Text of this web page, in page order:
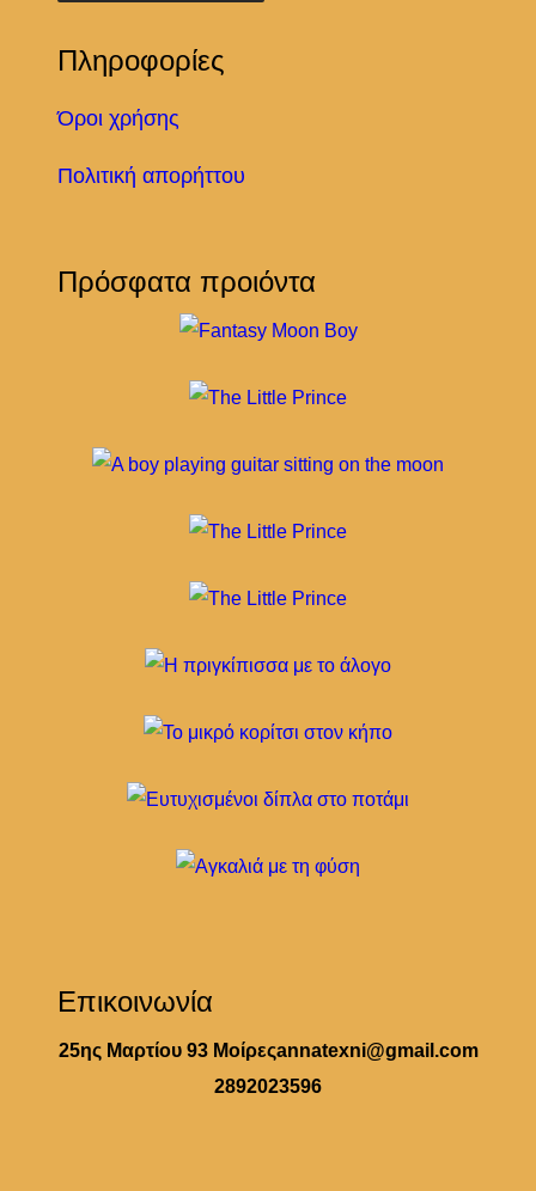
Πληροφορίες
Όροι χρήσης
Πολιτική απορήττου
Πρόσφατα προιόντα
Επικοινωνία
25ης Μαρτίου 93 Μοίρεςannatexni@gmail.com
2892023596